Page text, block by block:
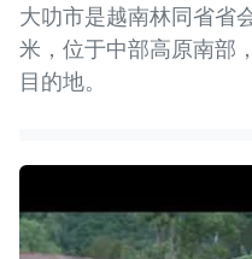
大叻市是越南林同省省
米，位于中部高原南部
目的地。